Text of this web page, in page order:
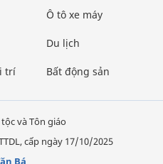
trí
Ô tô xe máy
Du lịch
Bất động sản
và Tôn giáo
cấp ngày 17/10/2025
Bá